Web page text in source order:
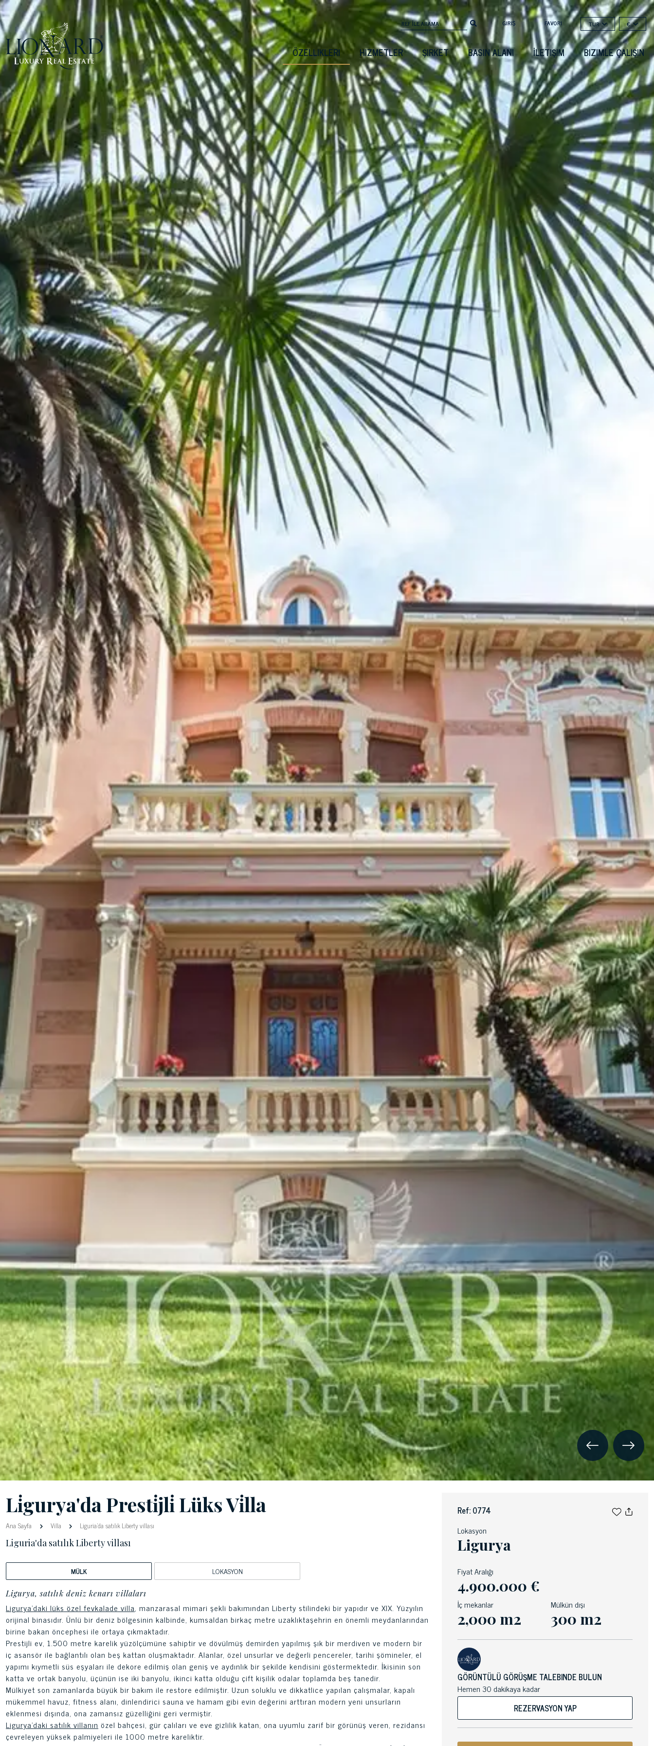
GIRIŞ FAVORI TUR €
ÖZELLIKLERI HIZMETLER ŞIRKET BASIN ALANI İLETIŞIM BIZIMLE ÇALIŞIN
Li̇gurya'da Presti̇jli̇ Lüks Vi̇lla
Ana Sayfa Villa Liguria'da satılık Liberty villası
Liguria'da satılık Liberty villası
MÜLK LOKASYON
Ligurya, satılık deniz kenarı villaları
Ligurya'daki lüks özel fevkalade villa, manzarasal mimari şekli bakımından Liberty stilindeki bir yapıdır ve XIX. Yüzyılın
orijinal binasıdır. Ünlü bir deniz bölgesinin kalbinde, kumsaldan birkaç metre uzaklıktaşehrin en önemli meydanlarından
birine bakan öncephesi ile ortaya çıkmaktadır.
Prestijli ev, 1.500 metre karelik yüzölçümüne sahiptir ve dövülmüş demirden yapılmış şık bir merdiven ve modern bir
iç asansör ile bağlantılı olan beş kattan oluşmaktadır. Alanlar, özel unsurlar ve değerli pencereler, tarihi şömineler, el
yapımı kıymetli süs eşyaları ile dekore edilmiş olan geniş ve aydınlık bir şekilde kendisini göstermektedir. İkisinin son
katta ve ortak banyolu, üçünün ise iki banyolu, ikinci katta olduğu çift kişilik odalar toplamda beş tanedir.
Mülkiyet son zamanlarda büyük bir bakım ile restore edilmiştir. Uzun soluklu ve dikkatlice yapılan çalışmalar, kapalı
mükemmel havuz, fitness alanı, dinlendirici sauna ve hamam gibi evin değerini arttıran modern yeni unsurların
eklenmesi dışında, ona zamansız güzelliğini geri vermiştir.
Ligurya'daki satılık villanın özel bahçesi, gür çalıları ve eve gizlilik katan, ona uyumlu zarif bir görünüş veren, rezidansı
çevreleyen yüksek palmiyeleri ile 1000 metre kareliktir.
Ref: 0774
Lokasyon
Ligurya
Fiyat Aralığı
4.900.000 €
İç mekanlar
2,000 m2
Mülkün dışı
300 m2
GÖRÜNTÜLÜ GÖRÜŞME TALEBINDE BULUN
Hemen 30 dakikaya kadar
REZERVASYON YAP